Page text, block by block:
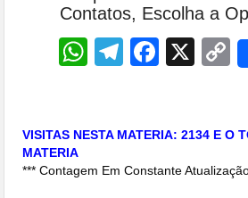
Contatos, Escolha a
WhatsApp
Telegram
X
VISITAS NESTA MATERIA: 2134 E O
MATERIA
*** Contagem Em Constante